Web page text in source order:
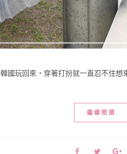
國玩回來，穿著打扮就一直忍不住想
繼續閱讀